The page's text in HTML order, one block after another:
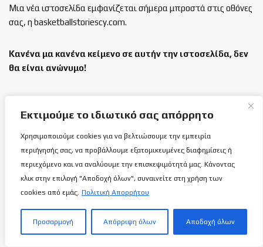
Εκτιμούμε το ιδιωτικό σας απόρρητο
Χρησιμοποιούμε cookies για να βελτιώσουμε την εμπειρία
περιήγησής σας, να προβάλλουμε εξατομικευμένες διαφημίσεις ή
περιεχόμενο και να αναλύουμε την επισκεψιμότητά μας. Κάνοντας
κλικ στην επιλογή "Αποδοχή όλων", συναινείτε στη χρήση των
cookies από εμάς. Πολιτική Απορρήτου
Προσαρμογή Απόρριψη όλων Αποδοχή όλων
Μια νέα ιστοσελίδα εμφανίζεται σήμερα μπροστά στις οθόνες
σας, η basketballstoriescy.com.
Κανένα μα κανένα κείμενο σε αυτήν την ιστοσελίδα, δεν
θα είναι ανώνυμο!
Τελευταία άρθρα
Προς ΑΠΟΕΛ «οδεύει» ο Παναγιώτης
Μάρκου!
ΑΕΛ: Ανακοίνωσε τη διάθεση των